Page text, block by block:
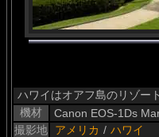
ハワイはオアフ島のリゾー
機材
Canon EOS-1Ds
撮影地
アメリカ / ハワイ